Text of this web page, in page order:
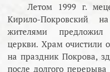
Летом 1999 г.
Кирило-Покровский
жителями предложил
церкви. Храм очистили
на праздник Покрова,
после долгого